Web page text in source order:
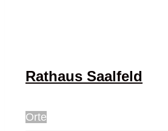
Rathaus Saalfeld
Orte